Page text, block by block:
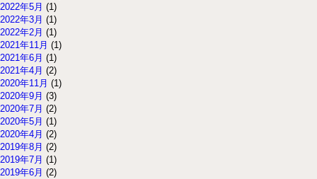
2022年5月 (1)
2022年3月 (1)
2022年2月 (1)
2021年11月 (1)
2021年6月 (1)
2021年4月 (2)
2020年11月 (1)
2020年9月 (3)
2020年7月 (2)
2020年5月 (1)
2020年4月 (2)
2019年8月 (2)
2019年7月 (1)
2019年6月 (2)